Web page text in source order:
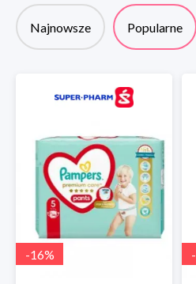
Najnowsze Popularne
-16% -